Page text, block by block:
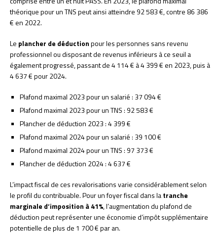
théorique pour un TNS peut ainsi atteindre 92 583 €, contre 86 386
€ en 2022.
Le plancher de déductionpour les personnes sans revenu
professionnel ou disposant de revenus inférieurs à ce seuil a
également progressé, passant de 4 114 € à 4 399 € en 2023, puis à
4 637 € pour 2024.
Plafond maximal 2023 pour un salarié : 37 094 €
Plafond maximal 2023 pour un TNS : 92 583 €
Plancher de déduction 2023 : 4 399 €
Plafond maximal 2024 pour un salarié : 39 100 €
Plafond maximal 2024 pour un TNS : 97 373 €
Plancher de déduction 2024 : 4 637 €
L’impact fiscal de ces revalorisations varie considérablement selon
le profil du contribuable. Pour un foyer fiscal dans latranche
marginale d’imposition à 41%, l’augmentation du plafond de
déduction peut représenter une économie d’impôt supplémentaire
potentielle de plus de 1 700 € par an.